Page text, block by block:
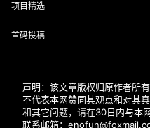
项目精选
首码投稿
声明：该文章版权归原作者所
不代表本网赞同其观点和对其
和其它问题，请在30日内与本网
联系邮箱：